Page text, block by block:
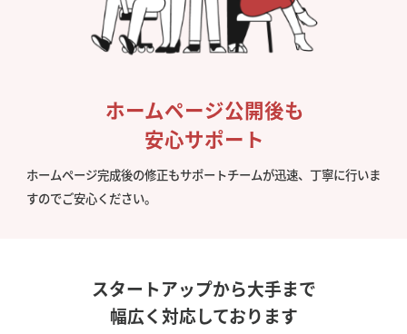
ホームページ公開後も
安心サポート
ホームページ完成後の修正もサポートチームが迅速、丁寧に行いま
すのでご安心ください。
スタートアップから大手まで
幅広く対応しております